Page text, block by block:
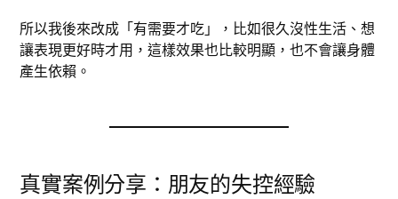
所以我後來改成「有需要才吃」，比如很久沒性生活、想
讓表現更好時才用，這樣效果也比較明顯，也不會讓身體
產生依賴。
真實案例分享：朋友的失控經驗